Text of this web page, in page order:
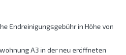
Endreinigungsgebühr in Höhe von
A3 in der neu eröffneten